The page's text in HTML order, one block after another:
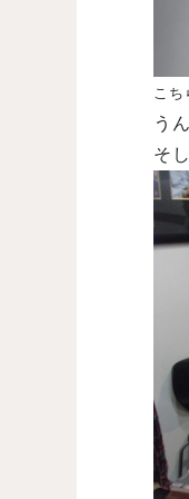
こち
う
そ